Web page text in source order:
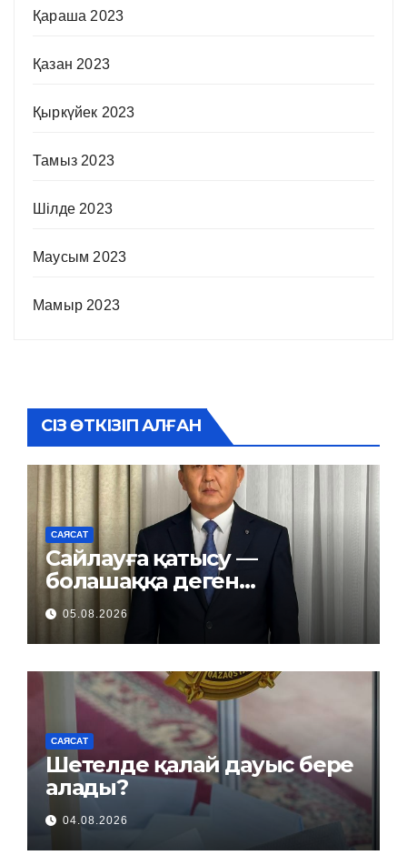
Қараша 2023
Қазан 2023
Қыркүйек 2023
Тамыз 2023
Шілде 2023
Маусым 2023
Мамыр 2023
СІЗ ӨТКІЗІП АЛҒАН
САЯСАТ
Сайлауға қатысу —
болашаққа деген
жауапкершілік
05.08.2026
САЯСАТ
Шетелде қалай дауыс бере
алады?
04.08.2026